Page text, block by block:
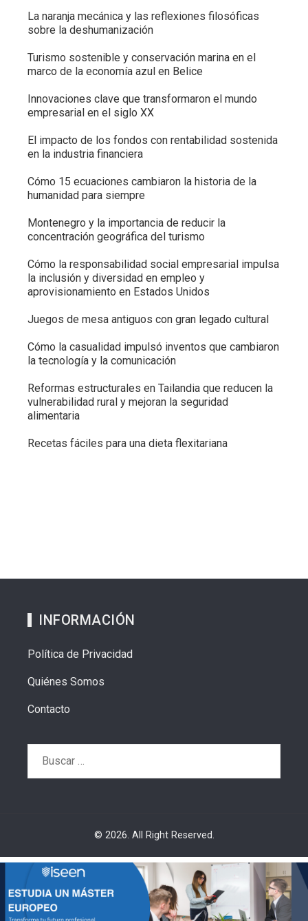
La naranja mecánica y las reflexiones filosóficas
sobre la deshumanización
Turismo sostenible y conservación marina en el
marco de la economía azul en Belice
Innovaciones clave que transformaron el mundo
empresarial en el siglo XX
El impacto de los fondos con rentabilidad sostenida
en la industria financiera
Cómo 15 ecuaciones cambiaron la historia de la
humanidad para siempre
Montenegro y la importancia de reducir la
concentración geográfica del turismo
Cómo la responsabilidad social empresarial impulsa
la inclusión y diversidad en empleo y
aprovisionamiento en Estados Unidos
Juegos de mesa antiguos con gran legado cultural
Cómo la casualidad impulsó inventos que cambiaron
la tecnología y la comunicación
Reformas estructurales en Tailandia que reducen la
vulnerabilidad rural y mejoran la seguridad
alimentaria
Recetas fáciles para una dieta flexitariana
INFORMACIÓN
Política de Privacidad
Quiénes Somos
Contacto
© 2026. All Right Reserved.